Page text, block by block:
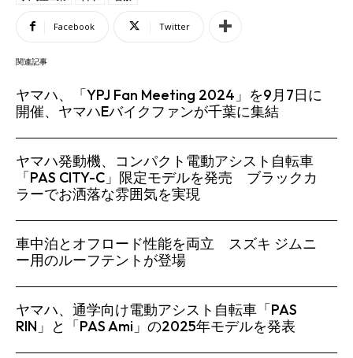
Facebook Twitter
関連記事
ヤマハ、「YPJ Fan Meeting 2024」を9月7日に
開催、ヤマハEバイクファンが千葉に集結
ヤマハ発動機、コンパクト電動アシスト自転車
「PAS CITY-C」限定モデルを発売 ブラックカ
ラーでお洒落な雰囲気を実現
車中泊とオフロード性能を両立 スズキ ジムニ
ー用のルーフテントが登場
ヤマハ、通学向け電動アシスト自転車「PAS
RIN」と「PAS Ami」の2025年モデルを発表